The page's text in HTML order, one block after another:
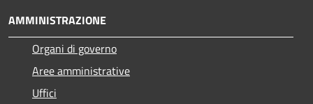
AMMINISTRAZIONE
Organi di governo
Aree amministrative
Uffici